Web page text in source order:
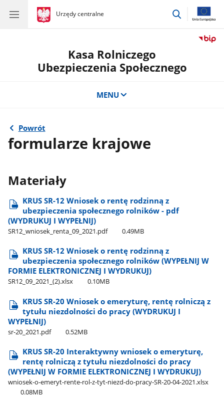
gov.pl
Urzędy centralne
gov.pl
Urzędy
przejdź
Kasa Rolniczego
Ubezpieczenia Społecznego
MENU
Powrót
formularze krajowe
Materiały
KRUS SR-12 Wniosek o rentę rodzinną z
ubezpieczenia społecznego rolników - pdf
(WYDRUKUJ I WYPEŁNIJ)
SR12​_wniosek​_renta​_09​_2021.pdf 0.49MB
KRUS SR-12 Wniosek o rentę rodzinną z
ubezpieczenia społecznego rolników (WYPEŁNIJ W
FORMIE ELEKTRONICZNEJ I WYDRUKUJ)
SR12​_09​_2021​_(2).xlsx 0.10MB
KRUS SR-20 Wniosek o emeryturę, rentę rolniczą z
tytułu niezdolności do pracy (WYDRUKUJ I
WYPEŁNIJ)
sr-20​_2021.pdf 0.52MB
KRUS SR-20 Interaktywny wniosek o emeryturę,
rentę rolniczą z tytułu niezdolności do pracy
(WYPEŁNIJ W FORMIE ELEKTRONICZNEJ I WYDRUKUJ)
wniosek-o-emeryt-rente-rol-z-tyt-niezd-do-pracy-SR-20-04-2021.xlsx
0.08MB